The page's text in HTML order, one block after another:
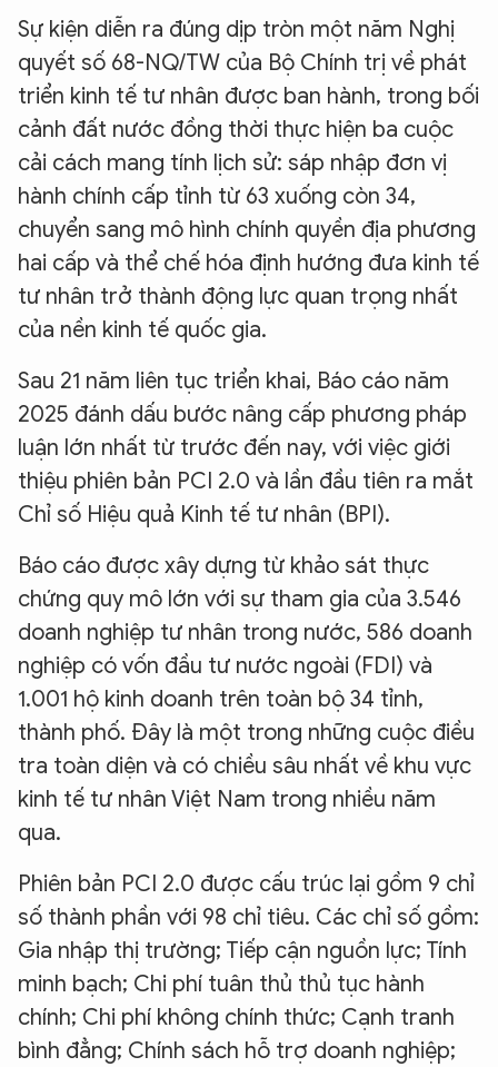
Sự kiện diễn ra đúng dịp tròn một năm Nghị
quyết số 68-NQ/TW của Bộ Chính trị về phát
triển kinh tế tư nhân được ban hành, trong bối
cảnh đất nước đồng thời thực hiện ba cuộc
cải cách mang tính lịch sử: sáp nhập đơn vị
hành chính cấp tỉnh từ 63 xuống còn 34,
chuyển sang mô hình chính quyền địa phương
hai cấp và thể chế hóa định hướng đưa kinh tế
tư nhân trở thành động lực quan trọng nhất
của nền kinh tế quốc gia.
Sau 21 năm liên tục triển khai, Báo cáo năm
2025 đánh dấu bước nâng cấp phương pháp
luận lớn nhất từ trước đến nay, với việc giới
thiệu phiên bản PCI 2.0 và lần đầu tiên ra mắt
Chỉ số Hiệu quả Kinh tế tư nhân (BPI).
Báo cáo được xây dựng từ khảo sát thực
chứng quy mô lớn với sự tham gia của 3.546
doanh nghiệp tư nhân trong nước, 586 doanh
nghiệp có vốn đầu tư nước ngoài (FDI) và
1.001 hộ kinh doanh trên toàn bộ 34 tỉnh,
thành phố. Đây là một trong những cuộc điều
tra toàn diện và có chiều sâu nhất về khu vực
kinh tế tư nhân Việt Nam trong nhiều năm
qua.
Phiên bản PCI 2.0 được cấu trúc lại gồm 9 chỉ
số thành phần với 98 chỉ tiêu. Các chỉ số gồm:
Gia nhập thị trường; Tiếp cận nguồn lực; Tính
minh bạch; Chi phí tuân thủ thủ tục hành
chính; Chi phí không chính thức; Cạnh tranh
bình đẳng; Chính sách hỗ trợ doanh nghiệp;